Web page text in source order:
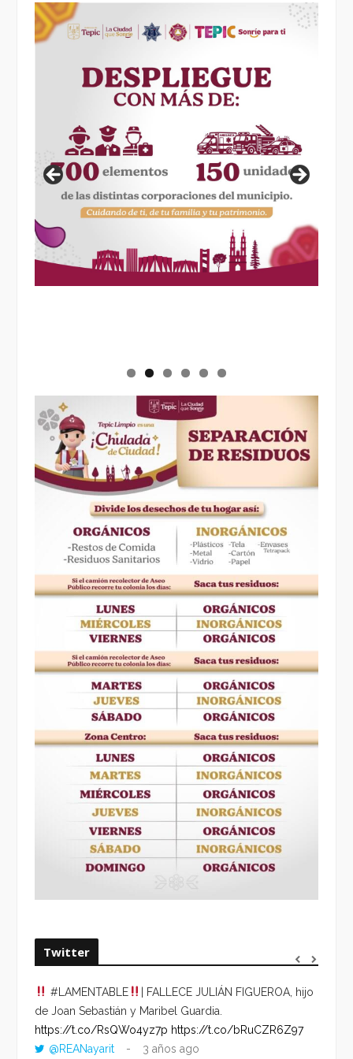
Twitter
#LAMENTABLE
| FALLECE JULIÁN FIGUEROA, hijo
de Joan Sebastián y Maribel Guardia.
https://t.co/RsQWo4yz7p https://t.co/bRuCZR6Z97
@REANayarit
3 años ago